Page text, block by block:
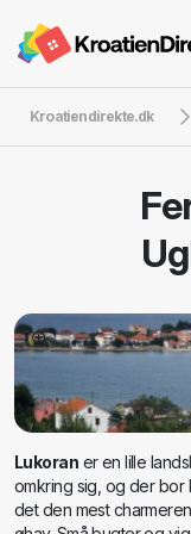
Kroatiendirekte.dk
Lukoran er en lille
omkring sig, og der bor
det den mest